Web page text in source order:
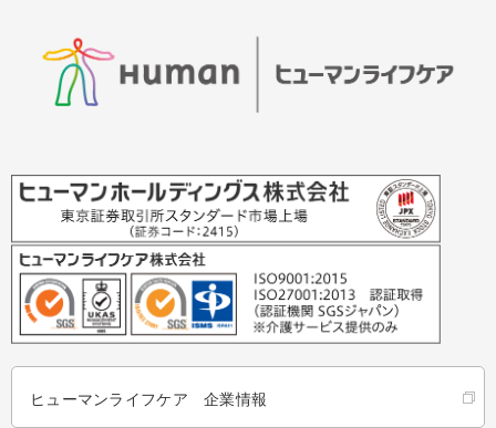
ヒューマンライフケア 企業情報